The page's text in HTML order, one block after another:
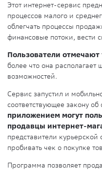
Этот интернет-сервис
процессов малого и
облегчать процессы
финансовые потоки, вести
Пользователи
более что она
возможностей.
Сервис запустил и
соответствующее закону
приложением могут
продавцы интернет-
представители
пробивать чек о покупке
Программа позволяет